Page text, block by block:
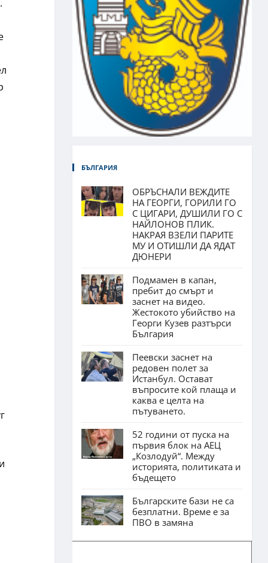
БЪЛГАРИЯ
ОБРЪСНАЛИ ВЕЖДИТЕ
НА ГЕОРГИ, ГОРИЛИ ГО
С ЦИГАРИ, ДУШИЛИ ГО С
НАЙЛОНОВ ПЛИК.
НАКРАЯ ВЗЕЛИ ПАРИТЕ
МУ И ОТИШЛИ ДА ЯДАТ
ДЮНЕРИ
Подмамен в капан,
пребит до смърт и
заснет на видео.
Жестокото убийство на
Георги Кузев разтърси
България
Пеевски заснет на
редовен полет за
Истанбул. Остават
въпросите кой плаща и
каква е целта на
пътуването.
52 години от пуска на
първия блок на АЕЦ
„Козлодуй“. Между
историята, политиката и
бъдещето
Българските бази не са
безплатни. Време е за
ПВО в замяна